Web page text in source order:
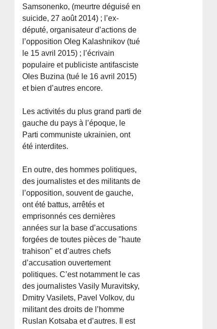
Samsonenko, (meurtre déguisé en
suicide, 27 août 2014) ; l’ex-
député, organisateur d’actions de
l’opposition Oleg Kalashnikov (tué
le 15 avril 2015) ; l’écrivain
populaire et publiciste antifasciste
Oles Buzina (tué le 16 avril 2015)
et bien d’autres encore.
Les activités du plus grand parti de
gauche du pays à l’époque, le
Parti communiste ukrainien, ont
été interdites.
En outre, des hommes politiques,
des journalistes et des militants de
l’opposition, souvent de gauche,
ont été battus, arrêtés et
emprisonnés ces dernières
années sur la base d’accusations
forgées de toutes pièces de "haute
trahison" et d’autres chefs
d’accusation ouvertement
politiques. C’est notamment le cas
des journalistes Vasily Muravitsky,
Dmitry Vasilets, Pavel Volkov, du
militant des droits de l’homme
Ruslan Kotsaba et d’autres. Il est